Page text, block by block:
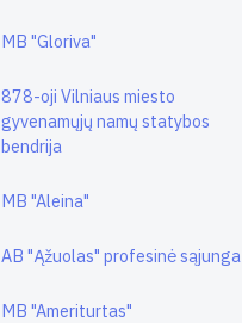
MB "Gloriva"
878-oji Vilniaus miesto
gyvenamųjų namų statybos
bendrija
MB "Aleina"
AB "Ąžuolas" profesinė sąjunga
MB "Ameriturtas"